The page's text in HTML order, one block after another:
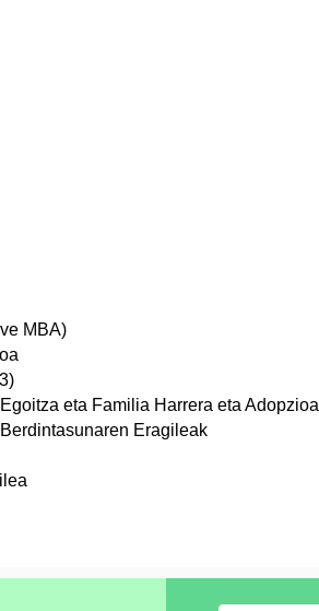
MBA)
eta Familia Harrera eta Adopzioa
Eragileak